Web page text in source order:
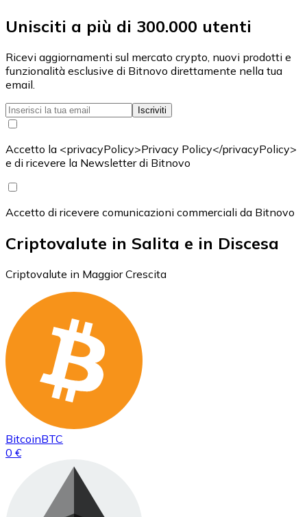
Unisciti a più di 300.000 utenti
Ricevi aggiornamenti sul mercato crypto, nuovi prodotti e
funzionalità esclusive di Bitnovo direttamente nella tua
email.
Iscriviti
Accetto la <privacyPolicy>Privacy Policy</privacyPolicy>
e di ricevere la Newsletter di Bitnovo
Accetto di ricevere comunicazioni commerciali da Bitnovo
Criptovalute in Salita e in Discesa
Criptovalute in Maggior Crescita
BitcoinBTC
0 €